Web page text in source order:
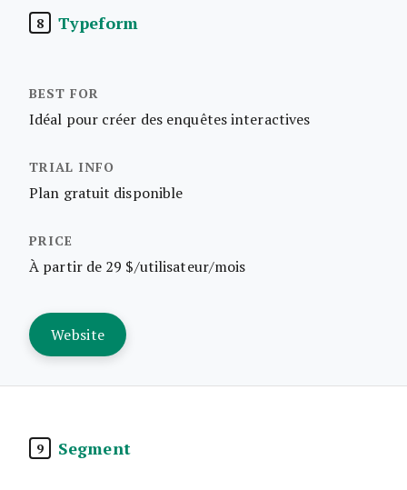
8 Typeform
Idéal pour créer des enquêtes interactives
Plan gratuit disponible
À partir de 29 $/utilisateur/mois
Website
9 Segment